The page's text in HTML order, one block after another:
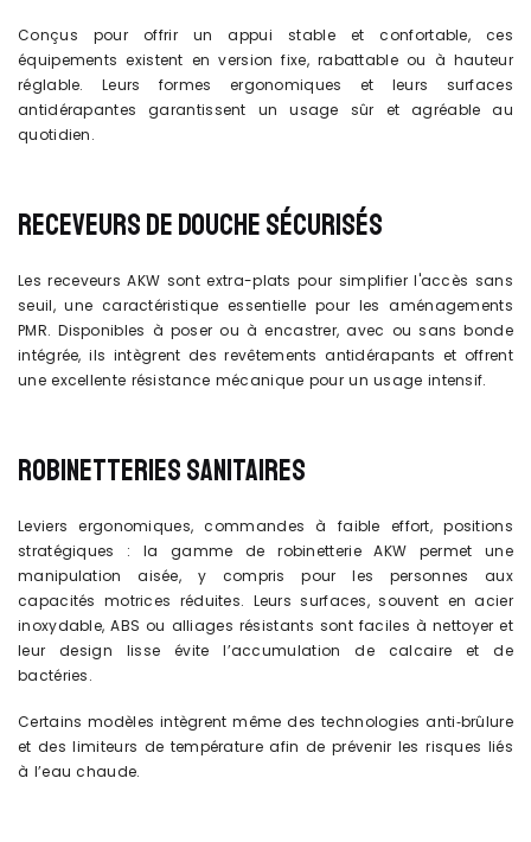
Conçus pour offrir un appui stable et confortable, ces
équipements existent en version fixe, rabattable ou à hauteur
réglable. Leurs formes ergonomiques et leurs surfaces
antidérapantes garantissent un usage sûr et agréable au
quotidien.
RECEVEURS DE DOUCHE SÉCURISÉS
Les receveurs AKW sont extra-plats pour simplifier l'accès sans
seuil, une caractéristique essentielle pour les aménagements
PMR. Disponibles à poser ou à encastrer, avec ou sans bonde
intégrée, ils intègrent des revêtements antidérapants et offrent
une excellente résistance mécanique pour un usage intensif.
ROBINETTERIES SANITAIRES
Leviers ergonomiques, commandes à faible effort, positions
stratégiques : la gamme de robinetterie AKW permet une
manipulation aisée, y compris pour les personnes aux
capacités motrices réduites. Leurs surfaces, souvent en acier
inoxydable, ABS ou alliages résistants sont faciles à nettoyer et
leur design lisse évite l’accumulation de calcaire et de
bactéries.
Certains modèles intègrent même des technologies anti‑brûlure
et des limiteurs de température afin de prévenir les risques liés
à l’eau chaude.